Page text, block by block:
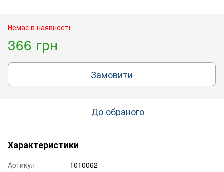
Немає в наявності
366 грн
Замовити
До обраного
Характеристики
Артикул
1010062